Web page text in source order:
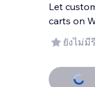
Let
carts on
ยังไม่มี